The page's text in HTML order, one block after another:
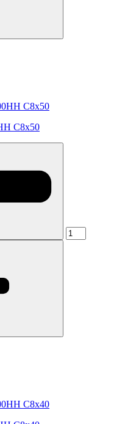
С8х50